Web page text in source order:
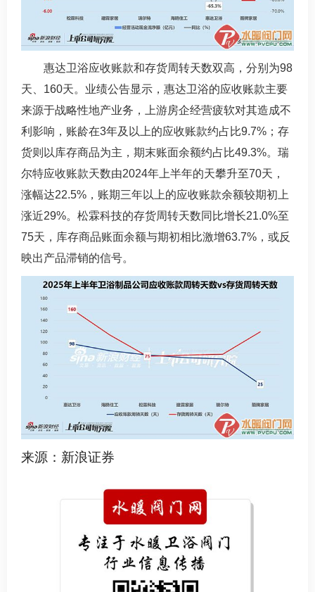
惠达卫浴应收账款和存货周转天数双高，分别为98
天、160天。业绩公告显示，惠达卫浴的应收账款主要
来源于战略性地产业务，上游房企经营疲软对其造成不
利影响，账龄在3年及以上的应收账款约占比9.7%；存
货则以库存商品为主，期末账面余额约占比49.3%。瑞
尔特应收账款天数由2024年上半年的天攀升至70天，
涨幅达22.5%，账期三年以上的应收账款余额较期初上
涨近29%。松霖科技的存货周转天数同比增长21.0%至
75天，库存商品账面余额与期初相比激增63.7%，或反
映出产品滞销的信号。
来源：新浪证券